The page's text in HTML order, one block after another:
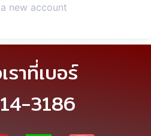
new account
าที่เบอร์
3186